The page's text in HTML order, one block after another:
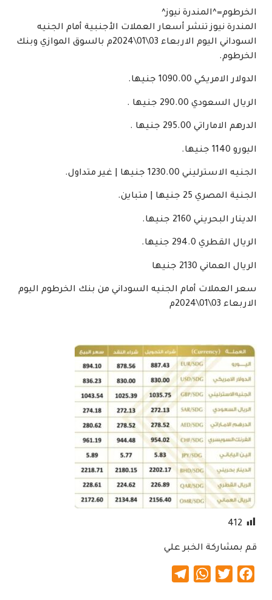
الخرطوم=^المندرة نيوز^
المندرة نيوز تنشر أسعار العملات الأجنبية أمام الجنيه
السوداني اليوم الاربعاء 03\01\2024م بالسوق الموازي وبنك
الخرطوم.
الدولار الامريكي 1090.00 جنيها.
الريال السعودي 290.00 جنيها .
الدرهم الاماراتي 295.00 جنيها .
اليورو 1140 جنيها.
الجنيه الاسترليني 1230.00 جنيها | غير متداول.
الجنية المصري 25 جنيها | متباين.
الدينار البحريني 2160 جنيها.
الريال القطري 294.0 جنيها.
الريال العماني 2130 جنيها
سعر العملات أمام الجنيه السوداني من بنك الخرطوم اليوم
الاربعاء 03\01\2024م
412
قم بمشاركة الخبر علي
Facebook
Twitter
WhatsApp